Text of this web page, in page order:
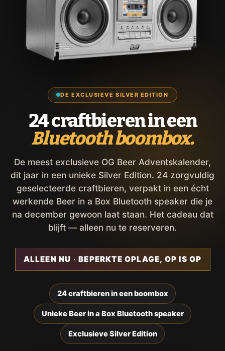
DE EXCLUSIEVE SILVER EDITION
24 craftbieren in een
Bluetooth boombox.
De meest exclusieve OG Beer Adventskalender,
dit jaar in een unieke Silver Edition. 24 zorgvuldig
geselecteerde craftbieren, verpakt in een écht
werkende Beer in a Box Bluetooth speaker die je
na december gewoon laat staan. Het cadeau dat
blijft — alleen nu te reserveren.
ALLEEN NU · BEPERKTE OPLAGE, OP IS OP
24 craftbieren in een boombox
Unieke Beer in a Box Bluetooth speaker
Exclusieve Silver Edition